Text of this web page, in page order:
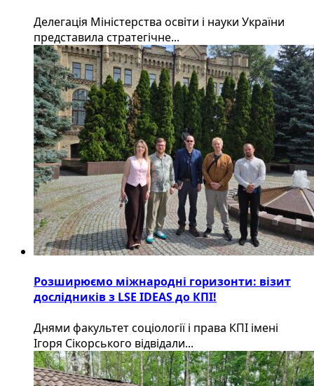
Делегація Міністерства освіти і науки України
представила стратегічне...
Розширюємо міжнародні горизонти: візит
дослідників з LSE IDEAS до КПІ!
Днями факультет соціології і права КПІ імені
Ігоря Сікорського відвідали...